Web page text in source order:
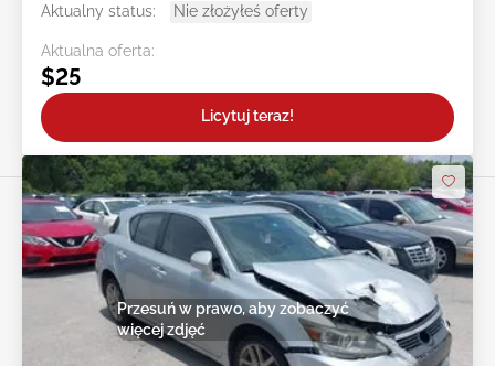
Aktualny status:
Nie złożyłeś oferty
Aktualna oferta:
$25
Licytuj teraz!
Przesuń w prawo, aby zobaczyć
więcej zdjęć